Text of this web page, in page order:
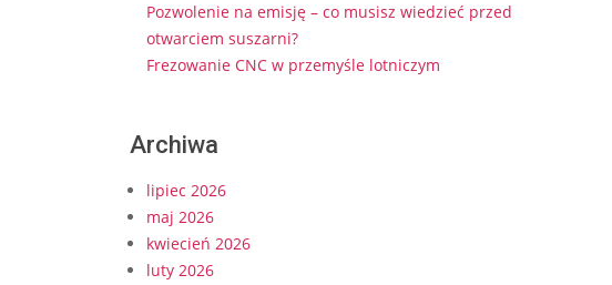
Pozwolenie na emisję – co musisz wiedzieć przed
otwarciem suszarni?
Frezowanie CNC w przemyśle lotniczym
Archiwa
lipiec 2026
maj 2026
kwiecień 2026
luty 2026